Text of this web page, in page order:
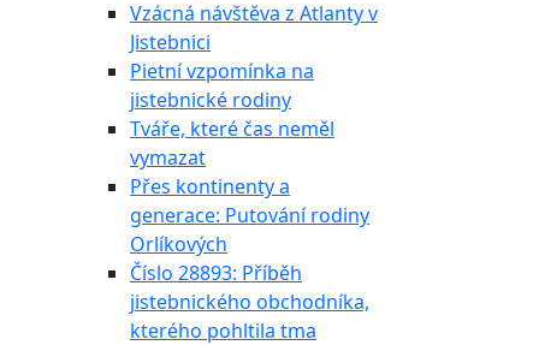
Vzácná návštěva z Atlanty v
Jistebnici
Pietní vzpomínka na
jistebnické rodiny
Tváře, které čas neměl
vymazat
Přes kontinenty a
generace: Putování rodiny
Orlíkových
Číslo 28893: Příběh
jistebnického obchodníka,
kterého pohltila tma